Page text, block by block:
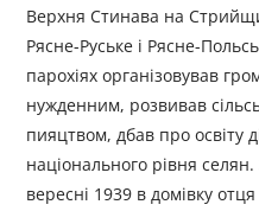
Верхня Стинава на
Рясне-Руське і Рясне-
парохіях організовував
нужденним, розвивав
пияцтвом, дбав про освіту
національного рівня
вересні 1939 в домівку